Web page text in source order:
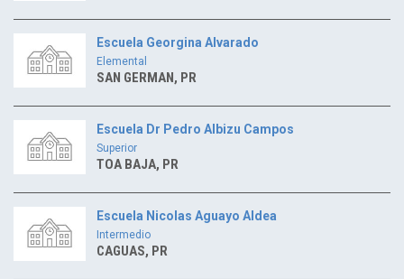
Escuela Georgina Alvarado
Elemental
SAN GERMAN, PR
Escuela Dr Pedro Albizu Campos
Superior
TOA BAJA, PR
Escuela Nicolas Aguayo Aldea
Intermedio
CAGUAS, PR